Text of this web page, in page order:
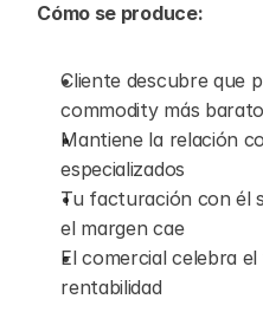
Cómo se produce:
Cliente descubre que
commodity más
Mantiene la relación
especializados
Tu facturación con él
el margen cae
El comercial celebra
rentabilidad